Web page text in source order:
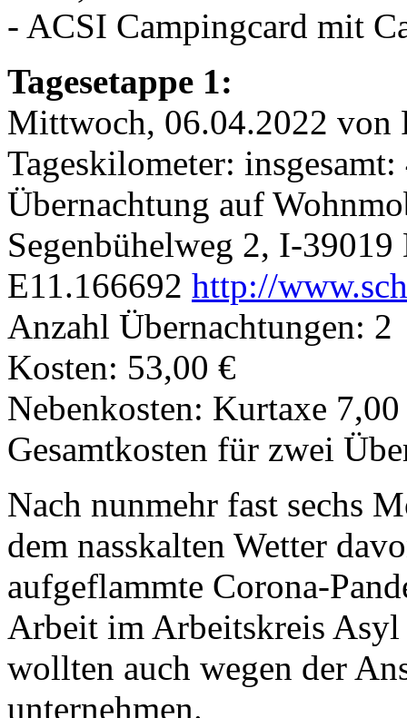
- ACSI Campingcard mit
Tagesetappe 1:
Mittwoch, 06.04.2022 von
Tageskilometer:
Übernachtung auf
Segenbühelweg 2, I-
E11.166692 http://
Anzahl Übernachtungen: 2
Kosten: 53,00 €
Nebenkosten: Kurtaxe
Gesamtkosten für zwei
Nach nunmehr fast sechs
dem nasskalten Wetter
aufgeflammte Corona-
Arbeit im Arbeitskreis
wollten auch wegen der
unternehmen.